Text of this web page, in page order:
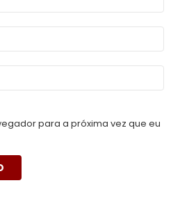
para a próxima vez que eu